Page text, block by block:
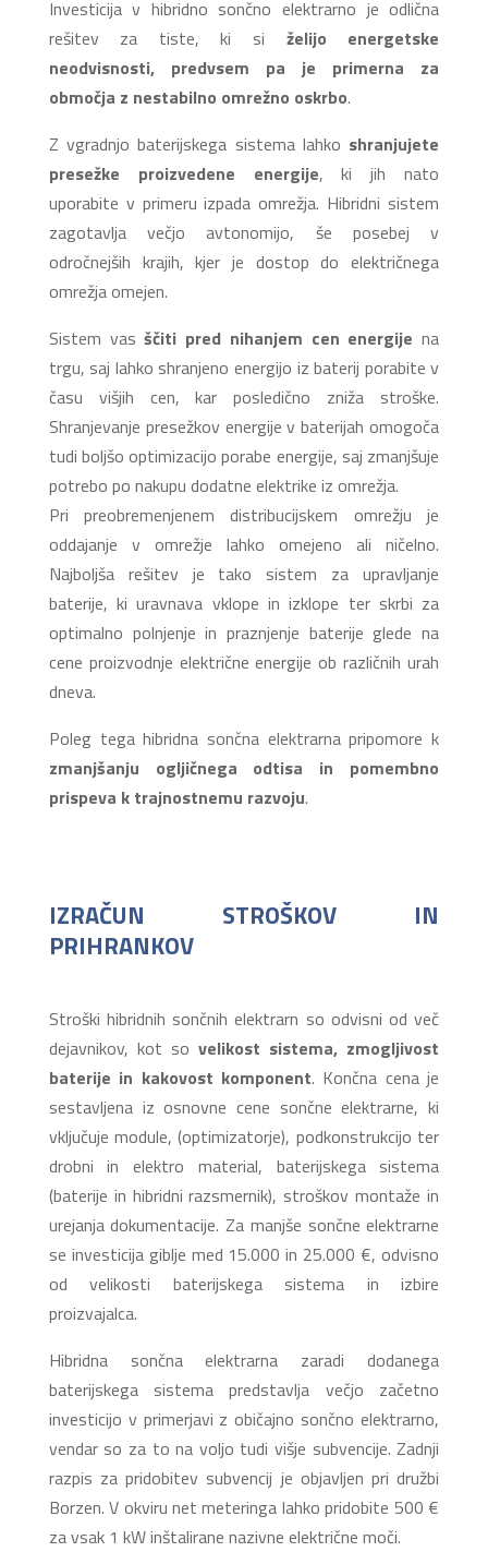
Investicija v hibridno sončno elektrarno je odlična
rešitev za tiste, ki si želijo energetske
neodvisnosti, predvsem pa je primerna za
območja z nestabilno omrežno oskrbo.
Z vgradnjo baterijskega sistema lahko shranjujete
presežke proizvedene energije, ki jih nato
uporabite v primeru izpada omrežja. Hibridni sistem
zagotavlja večjo avtonomijo, še posebej v
odročnejših krajih, kjer je dostop do električnega
omrežja omejen.
Sistem vasščiti pred nihanjem cen energije na
trgu, saj lahko shranjeno energijo iz baterij porabite v
času višjih cen, kar posledično zniža stroške.
Shranjevanje presežkov energije v baterijah omogoča
tudi boljšo optimizacijo porabe energije, saj zmanjšuje
potrebo po nakupu dodatne elektrike iz omrežja.
Pri preobremenjenem distribucijskem omrežju je
oddajanje v omrežje lahko omejeno ali ničelno.
Najboljša rešitev je tako sistem za upravljanje
baterije, ki uravnava vklope in izklope ter skrbi za
optimalno polnjenje in praznjenje baterije glede na
cene proizvodnje električne energije ob različnih urah
dneva.
Poleg tega hibridna sončna elektrarna pripomore k
zmanjšanju ogljičnega odtisa in pomembno
prispeva k trajnostnemu razvoju.
IZRAČUN STROŠKOV IN
PRIHRANKOV
Stroški hibridnih sončnih elektrarn so odvisni od več
dejavnikov, kot sovelikost sistema, zmogljivost
baterije in kakovost komponent. Končna cena je
sestavljena iz osnovne cene sončne elektrarne, ki
vključuje module, (optimizatorje), podkonstrukcijo ter
drobni in elektro material, baterijskega sistema
(baterije in hibridni razsmernik), stroškov montaže in
urejanja dokumentacije. Za manjše sončne elektrarne
se investicija giblje med 15.000 in 25.000 €, odvisno
od velikosti baterijskega sistema in izbire
proizvajalca.
Hibridna sončna elektrarna zaradi dodanega
baterijskega sistema predstavlja večjo začetno
investicijo v primerjavi z običajno sončno elektrarno,
vendar so za to na voljo tudi višje subvencije. Zadnji
razpis za pridobitev subvencij je objavljen pri družbi
Borzen. V okviru net meteringa lahko pridobite 500 €
za vsak 1 kW inštalirane nazivne električne moči.